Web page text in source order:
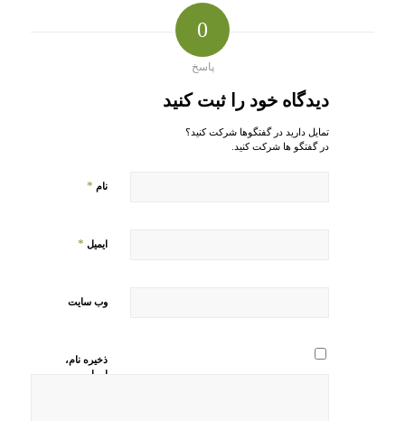
0
پاسخ
دیدگاه خود را ثبت کنید
تمایل دارید در گفتگوها شرکت کنید؟
در گفتگو ها شرکت کنید.
نام *
ایمیل *
وب‌ سایت
ذخیره نام،
ایمیل و